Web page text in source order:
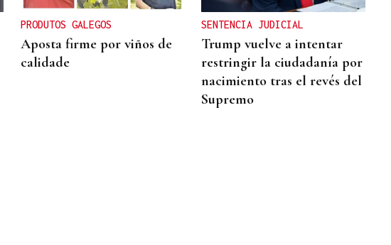
PRODUTOS GALEGOS
Aposta firme por viños de
calidade
SENTENCIA JUDICIAL
Trump vuelve a intentar
restringir la ciudadanía por
nacimiento tras el revés del
Supremo